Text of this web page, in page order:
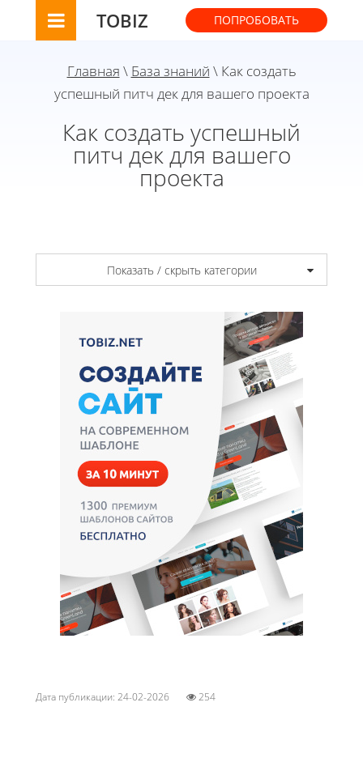
TOBIZ ПОПРОБОВАТЬ
Главная \ База знаний \ Как создать
успешный питч дек для вашего проекта
Как создать успешный
питч дек для вашего
проекта
Показать / скрыть категории
Дата публикации: 24-02-2026 254